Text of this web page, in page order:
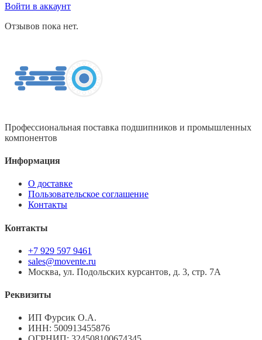
Войти в аккаунт
Отзывов пока нет.
Профессиональная поставка подшипников и промышленных
компонентов
Информация
О доставке
Пользовательское соглашение
Контакты
Контакты
+7 929 597 9461
sales@movente.ru
Москва, ул. Подольских курсантов, д. 3, стр. 7А
Реквизиты
ИП Фурсик О.А.
ИНН: 500913455876